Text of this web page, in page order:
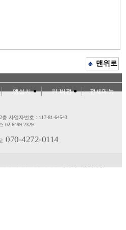
맨위로
앱설치 PC버전 전체메뉴
층 사업자번호 : 117-81-64543
02-6499-2329
070-4272-0114